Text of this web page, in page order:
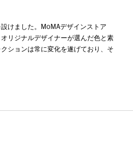
けました。MoMAデザインストア
リジナルデザイナーが選んだ色と素
ションは常に変化を遂げており、そ